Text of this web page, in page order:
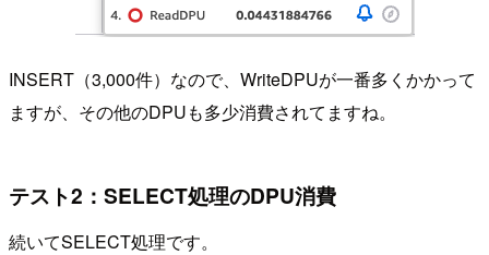
INSERT（3,000件）なので、WriteDPUが一番多くかかって
ますが、その他のDPUも多少消費されてますね。
テスト2：SELECT処理のDPU消費
続いてSELECT処理です。